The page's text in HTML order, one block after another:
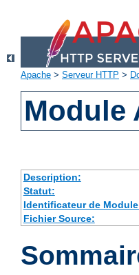
Apache > Serveur HTTP >
Module
Description:
Statut:
Identificateur de
Fichier Source: